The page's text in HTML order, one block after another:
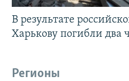
В результате
Харькову погибли два
Регионы